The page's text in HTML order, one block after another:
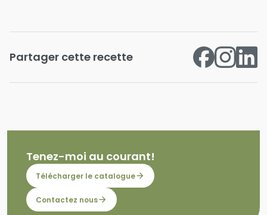
Partager cette recette
Tenez-moi au courant!
Télécharger le catalogue
Contactez nous